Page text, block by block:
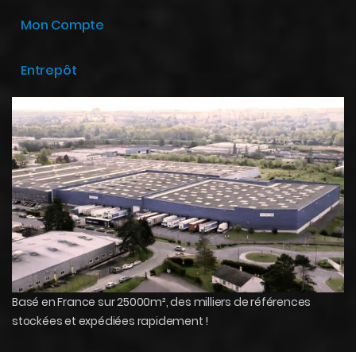
Mon Compte
Entrepôt
Basé en France sur 25000m², des milliers de références
stockées et expédiées rapidement !